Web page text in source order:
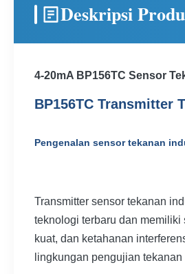
Deskripsi
4-20mA BP156TC Sensor
BP156TC Transmitter
Pengenalan sensor tekanan
Transmitter sensor tekanan
teknologi terbaru dan
kuat, dan ketahanan
lingkungan pengujian